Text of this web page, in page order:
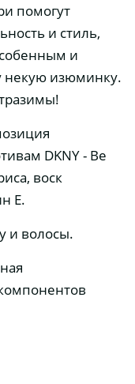
помогут
и стиль,
и
некую изюминку.
DKNY - Be
воск
Е.
и волосы.